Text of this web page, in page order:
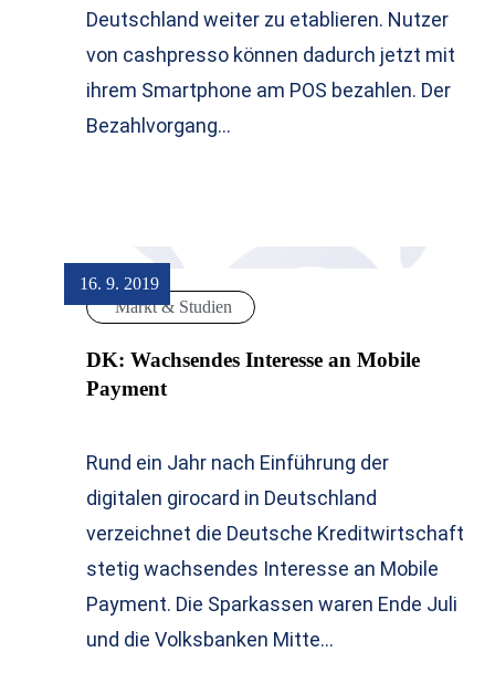
Deutschland weiter zu etablieren. Nutzer
von cashpresso können dadurch jetzt mit
ihrem Smartphone am POS bezahlen. Der
Bezahlvorgang…
16. 9. 2019
Markt & Studien
DK: Wachsendes Interesse an Mobile
Payment
Rund ein Jahr nach Einführung der
digitalen girocard in Deutschland
verzeichnet die Deutsche Kreditwirtschaft
stetig wachsendes Interesse an Mobile
Payment. Die Sparkassen waren Ende Juli
und die Volksbanken Mitte…